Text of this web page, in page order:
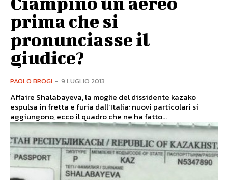
prima che si
pronunciasse il
giudice?
PAOLO BROGI - 9 LUGLIO 2013
Affaire Shalabayeva, la moglie del dissidente kazako
espulsa in fretta e furia dall’Italia: nuovi particolari si
aggiungono, ecco il quadro che ne ha fatto...